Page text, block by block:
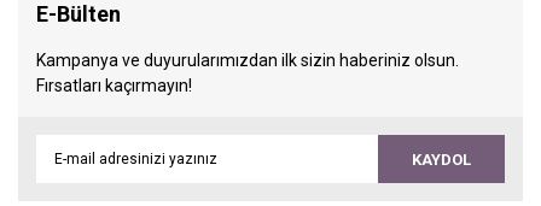
E-Bülten
Kampanya ve duyurularımızdan ilk sizin haberiniz olsun.
Fırsatları kaçırmayın!
KAYDOL